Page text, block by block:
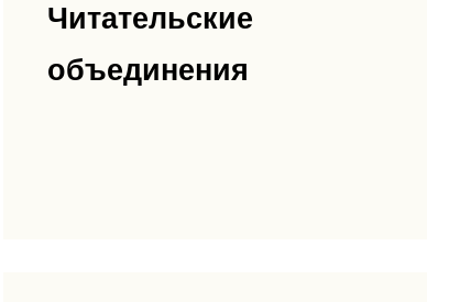
Читательские
объединения